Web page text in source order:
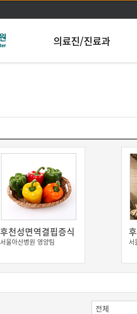
본문바로가기
의료진/진료과
후천성면역결핍증식
서울아산병원 영양팀 서